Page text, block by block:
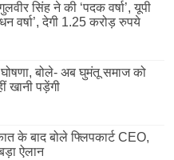
सिंह ने की ‘पदक वर्षा’, यूपी
वर्षा’, देगी 1.25 करोड़ रुपये
घोषणा, बोले- अब घुमंतू समाज को
खानी पड़ेंगी
के बाद बोले फ्लिपकार्ट CEO,
ऐलान